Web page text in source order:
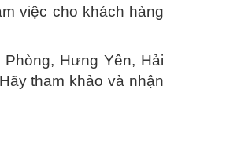
việc cho khách hàng
Hưng Yên, Hải
tham khảo và nhận